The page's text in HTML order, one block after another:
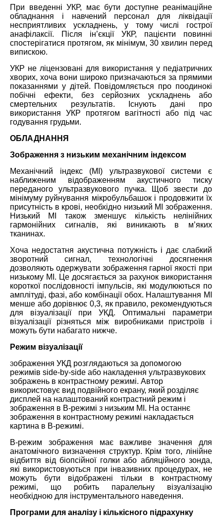
При введенні УКР, має бути доступне реанімаційне
обладнання і навчений персонал для ліквідації
несприятливих ускладнень, у тому числі гострої
анафілаксії. Після ін’єкції УКР, пацієнти повинні
спостерігатися протягом, як мінімум, 30 хвилин перед
випискою.
УКР не ліцензовані для використання у педіатричних
хворих, хоча вони широко призначаються за прямими
показаннями у дітей. Повідомляється про поодинокі
побічні ефекти, без серйозних ускладнень або
смертельних результатів. Існують дані про
використання УКР протягом вагітності або під час
годування грудьми.
ОБЛАДНАННЯ
Зображення з низьким механічним індексом
Механічний індекс (МІ) ультразвукової системи є
наближеним відображенням акустичного тиску
переданого ультразвукового пучка. Щоб звести до
мінімуму руйнування мікробульбашок і продовжити їх
присутність в крові, необхідно низький МІ зображення.
Низький МІ також зменшує кількість нелінійних
гармонійних сигналів, які виникають в м’яких
тканинах.
Хоча недостатня акустична потужність і дає слабкий
зворотний сигнал, технологічні досягнення
дозволяють одержувати зображення гарної якості при
низькому МІ. Це досягається за рахунок використання
короткої послідовності імпульсів, які модулюються по
амплітуді, фазі, або комбінації обох. Налаштування МІ
менше або дорівнює 0,3, як правило, рекомендуються
для візуалізації при УКД. Оптимальні параметри
візуалізації різняться між виробниками пристроїв і
можуть бути набагато нижче.
Режим візуалізації
Зображення УКД розглядаються за допомогою
режимів side-by-side або накладення ультразвукових
зображень в контрастному режимі. Автор
використовує вид подвійного екрану, який розділяє
дисплей на налаштований контрастний режим і
зображення в B-режимі з низьким МІ. На останнє
зображення в контрастному режимі накладається
картина в B-режимі.
В-режим зображення має важливе значення для
анатомічного визначення структур. Крім того, лінійне
відбиття від біопсійної голки або абляційного зонда,
які використовуються при інвазивних процедурах, не
можуть бути відображені тільки в контрастному
режимі, що робить паралельну візуалізацію
необхідною для інструментального наведення.
Програми для аналізу і кількісного підрахунку